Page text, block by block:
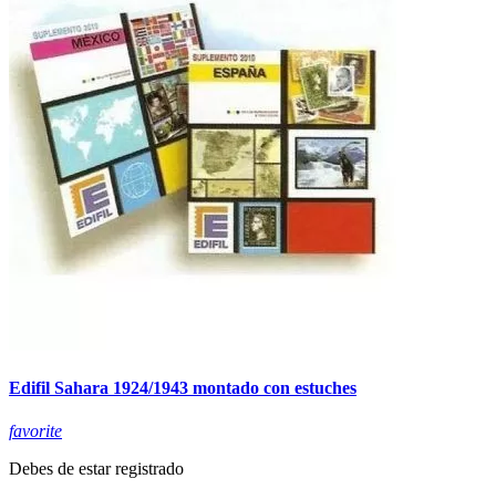
Edifil Sahara 1924/1943 montado con estuches
favorite
Debes de estar registrado